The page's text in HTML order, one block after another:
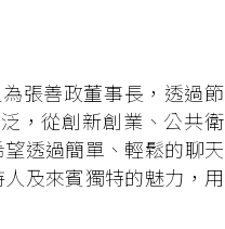
張善政董事長，透過節
，從創新創業、公共衛
透過簡單、輕鬆的聊天
及來賓獨特的魅力，用